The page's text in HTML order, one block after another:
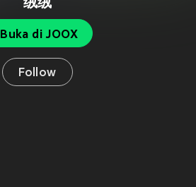
Buka di JOOX
Follow